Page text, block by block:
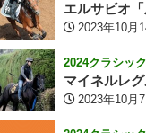
エルサビオ
2023年10月
マイネルレ
2023年10月
2024クラシッ